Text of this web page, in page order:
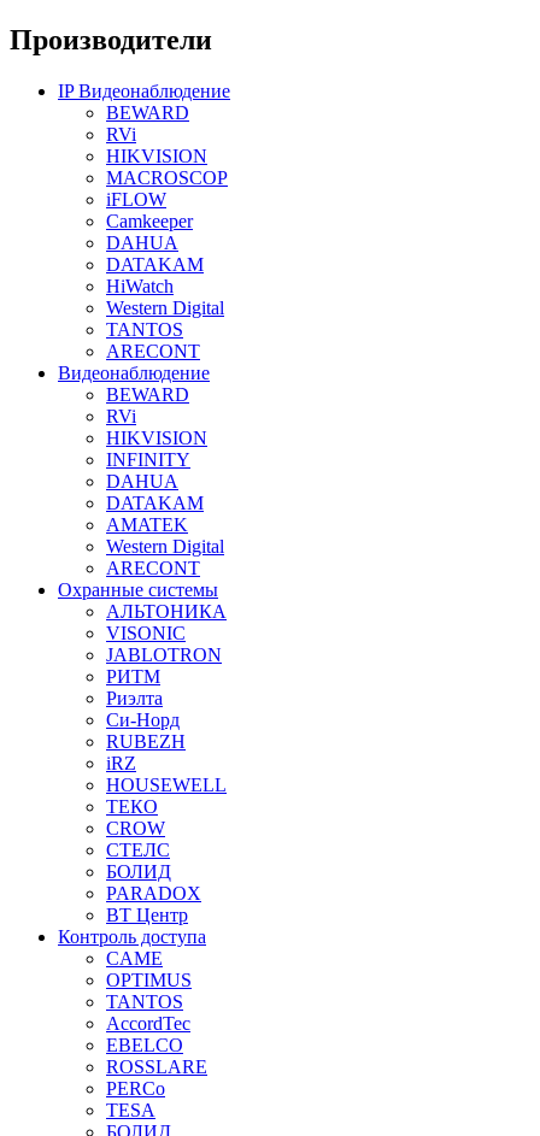
Производители
IP Видеонаблюдение
BEWARD
RVi
HIKVISION
MACROSCOP
iFLOW
Camkeeper
DAHUA
DATAKAM
HiWatch
Western Digital
TANTOS
ARECONT
Видеонаблюдение
BEWARD
RVi
HIKVISION
INFINITY
DAHUA
DATAKAM
AMATEK
Western Digital
ARECONT
Охранные системы
АЛЬТОНИКА
VISONIC
JABLOTRON
РИТМ
Риэлта
Си-Норд
RUBEZH
iRZ
HOUSEWELL
ТЕКО
CROW
СТЕЛС
БОЛИД
PARADOX
ВТ Центр
Контроль доступа
CAME
OPTIMUS
TANTOS
AccordTec
EBELCO
ROSSLARE
PERCo
TESA
БОЛИД